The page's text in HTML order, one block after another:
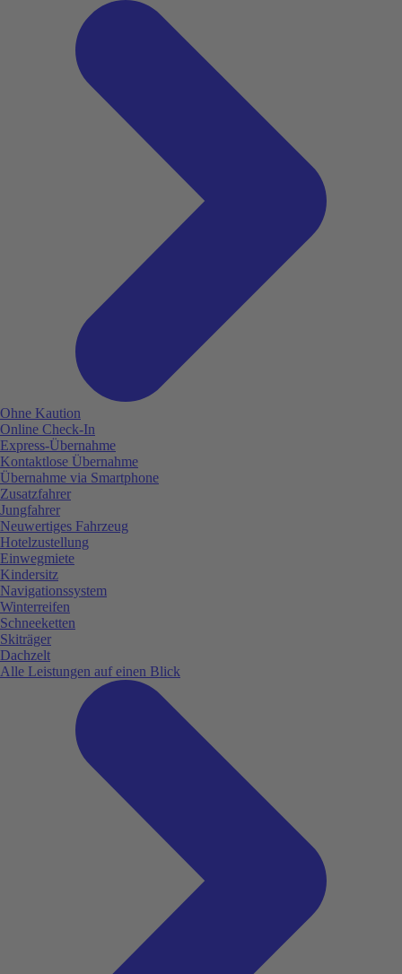
Ohne Kaution
Online Check-In
Express-Übernahme
Kontaktlose Übernahme
Übernahme via Smartphone
Zusatzfahrer
Jungfahrer
Neuwertiges Fahrzeug
Hotelzustellung
Einwegmiete
Kindersitz
Navigationssystem
Winterreifen
Schneeketten
Skiträger
Dachzelt
Alle Leistungen auf einen Blick